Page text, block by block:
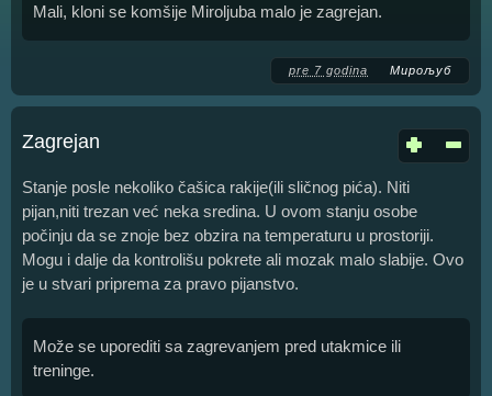
Mali, kloni se komšije Miroljuba malo je zagrejan.
pre 7 godina Мирољуб
Zagrejan
Stanje posle nekoliko čašica rakije(ili sličnog pića). Niti
pijan,niti trezan već neka sredina. U ovom stanju osobe
počinju da se znoje bez obzira na temperaturu u prostoriji.
Mogu i dalje da kontrolišu pokrete ali mozak malo slabije. Ovo
je u stvari priprema za pravo pijanstvo.
Može se uporediti sa zagrevanjem pred utakmice ili
treninge.